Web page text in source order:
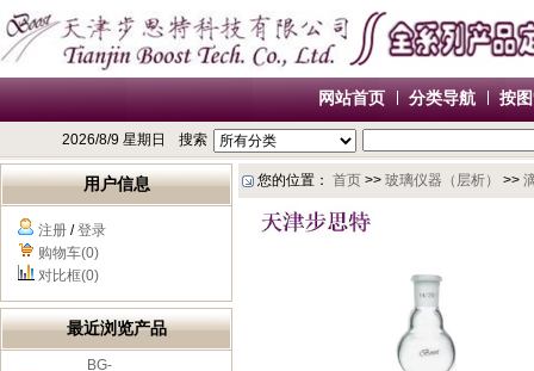
网站首页 分类导航 按
2026/8/9 星期日 搜索
用户信息
注册 /登录
购物车(0)
对比框(0)
最近浏览产品
BG-
您的位置： 首页 >> 玻璃仪器（层析） >>